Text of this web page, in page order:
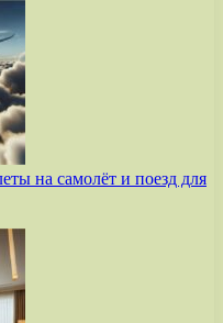
на самолёт и поезд для